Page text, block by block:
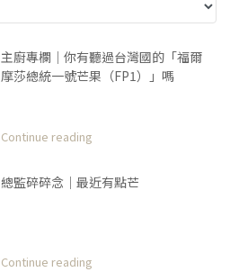
主廚專欄｜你有聽過台灣國的「福爾
摩莎總統一號芒果（FP1）」嗎
Continue reading
總監碎碎念｜最近有點芒
Continue reading